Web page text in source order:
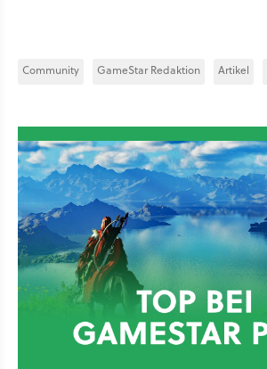
Community GameStar Redaktion Artikel